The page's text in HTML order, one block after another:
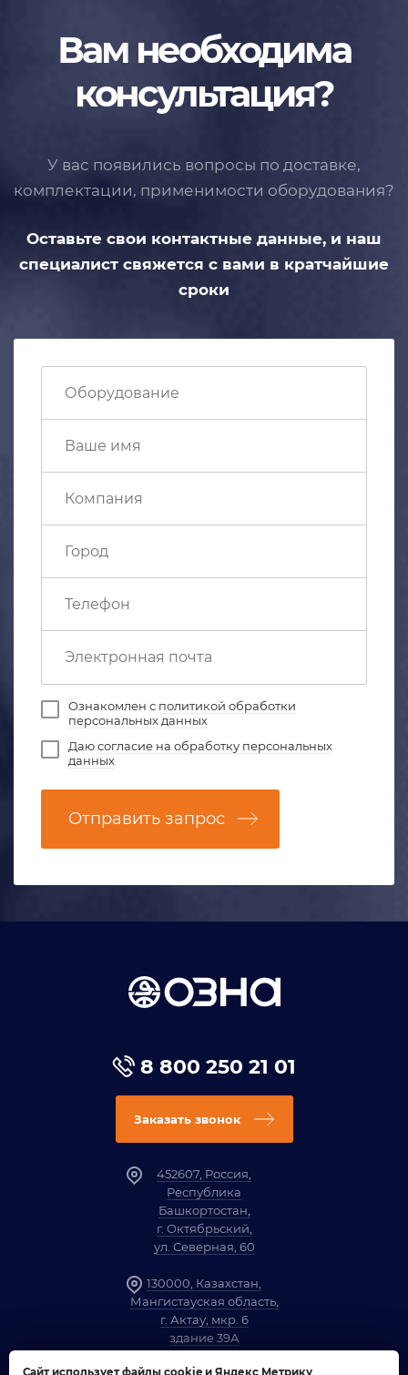
Вам необходима
консультация?
У вас появились вопросы по доставке,
комплектации, применимости оборудования?
Оставьте свои контактные данные, и наш
специалист свяжется с вами в кратчайшие
сроки
Ознакомлен с политикой обработки
персональных данных
Даюсогласие на обработку персональных
данных
Отправить запрос
8 800 250 21 01
Заказать звонок
452607, Россия,
Республика
Башкортостан,
г. Октябрьский,
ул. Северная, 60
130000, Казахстан,
Мангистауская область,
г. Актау, мкр. 6
здание 39А
Сайт использует файлы cookie и Яндекс Метрику